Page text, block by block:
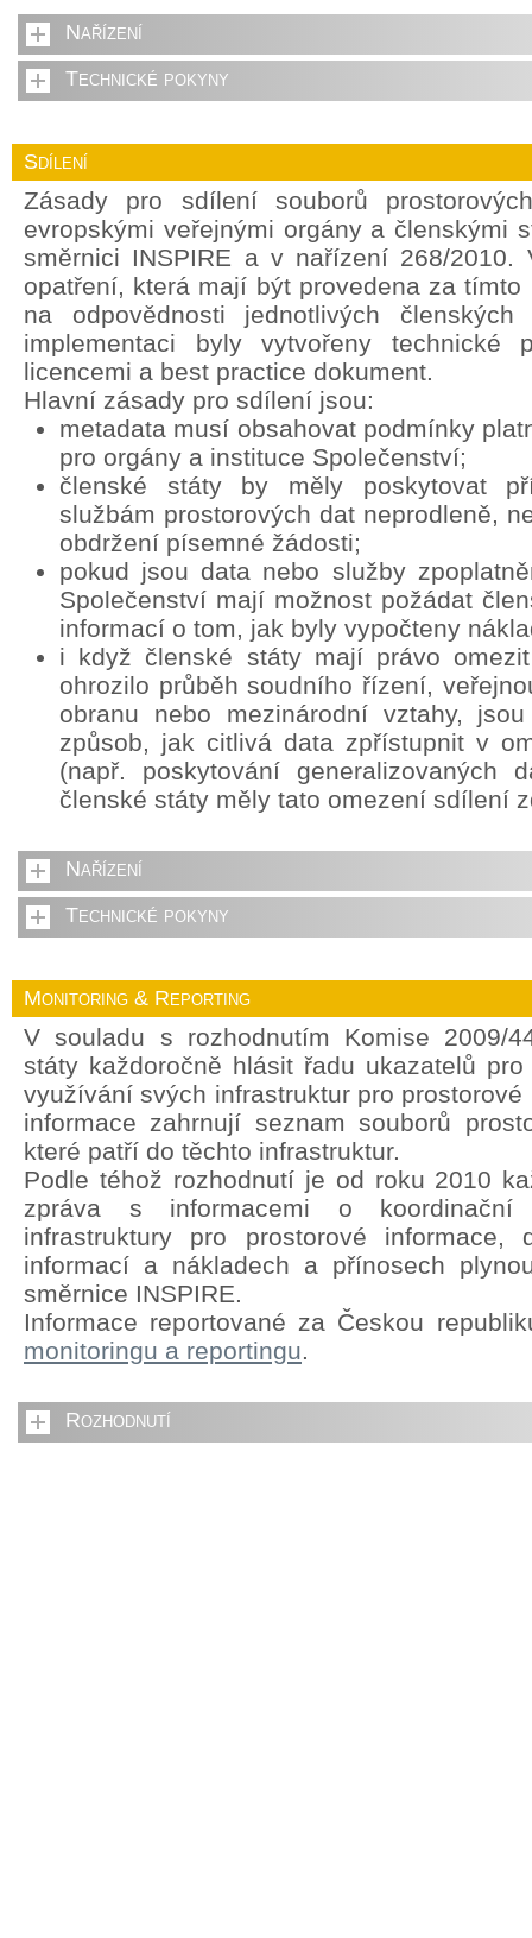
Nařízení
Technické pokyny
Sdílení
Zásady pro sdílení souborů
evropskými veřejnými orgány a členskými
směrnici INSPIRE a v nařízení 268/2010.
opatření, která mají být provedena za tímto
na odpovědnosti jednotlivých
implementaci byly vytvořeny technické
licencemi a best practice dokument.
Hlavní zásady pro sdílení jsou:
metadata musí obsahovat podmínky
pro orgány a instituce Společenství;
členské státy by měly poskytovat
službám prostorových dat neprodleně,
obdržení písemné žádosti;
pokud jsou data nebo služby
Společenství mají možnost požádat
informací o tom, jak byly vypočteny
i když členské státy mají právo
ohrozilo průběh soudního řízení,
obranu nebo mezinárodní vztahy,
způsob, jak citlivá data zpřístupnit v
(např. poskytování generalizovaných
členské státy měly tato omezení sdílení
Nařízení
Technické pokyny
Monitoring & Reporting
V souladu s rozhodnutím Komise 2009/
státy každoročně hlásit řadu ukazatelů
využívání svých infrastruktur pro
informace zahrnují seznam souborů
které patří do těchto infrastruktur.
Podle téhož rozhodnutí je od roku 2010
zpráva s informacemi o koordinační
infrastruktury pro prostorové informace,
informací a nákladech a přínosech
směrnice INSPIRE.
Informace reportované za Českou
monitoringu a reportingu.
Rozhodnutí